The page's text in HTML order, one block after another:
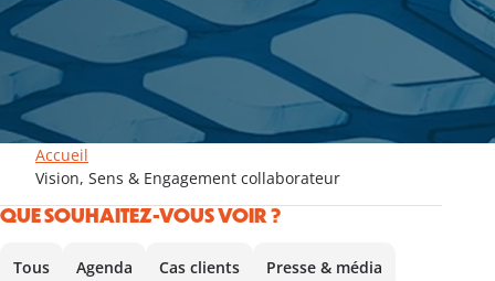
Accueil
Vision, Sens & Engagement collaborateur
QUE SOUHAITEZ-VOUS VOIR ?
Tous Agenda Cas clients Presse & média